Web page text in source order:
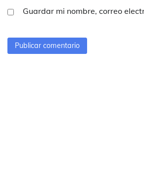
Guardar mi nombre, correo